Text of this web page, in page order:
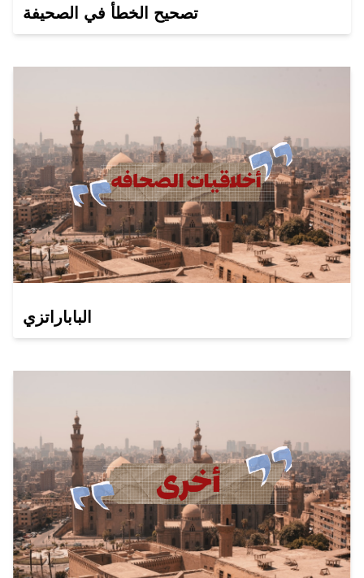
تصحيح الخطأ في الصحيفة
الباباراتزي